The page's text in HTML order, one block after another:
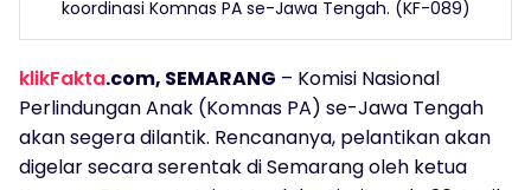
koordinasi Komnas PA se-Jawa Tengah. (KF-089)
klikFakta.com, SEMARANG – Komisi Nasional
Perlindungan Anak (Komnas PA) se-Jawa Tengah
akan segera dilantik. Rencananya, pelantikan akan
digelar secara serentak di Semarang oleh ketua